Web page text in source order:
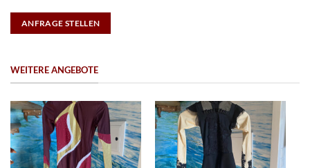
ANFRAGE STELLEN
WEITERE ANGEBOTE